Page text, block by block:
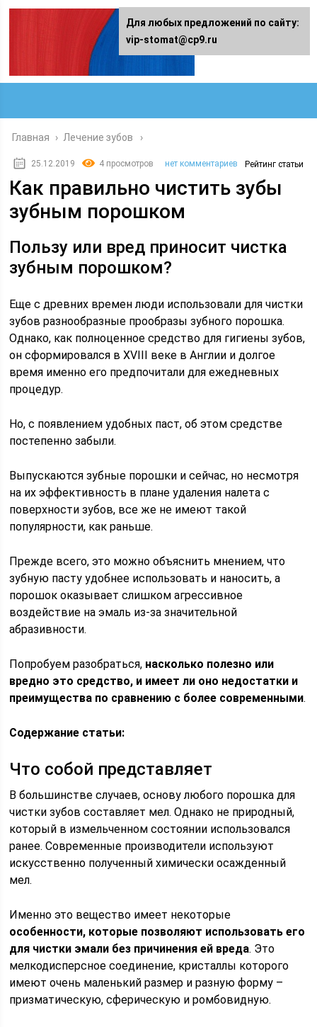
Главная › Лечение зубов
25.12.2019 4 просмотров нет комментариев Рейтинг статьи
Как правильно чистить зубы
зубным порошком
Пользу или вред приносит чистка
зубным порошком?
Еще с древних времен люди использовали для чистки
зубов разнообразные прообразы зубного порошка.
Однако, как полноценное средство для гигиены зубов,
он сформировался в XVIII веке в Англии и долгое
время именно его предпочитали для ежедневных
процедур.
Но, с появлением удобных паст, об этом средстве
постепенно забыли.
Выпускаются зубные порошки и сейчас, но несмотря
на их эффективность в плане удаления налета с
поверхности зубов, все же не имеют такой
популярности, как раньше.
Прежде всего, это можно объяснить мнением, что
зубную пасту удобнее использовать и наносить, а
порошок оказывает слишком агрессивное
воздействие на эмаль из-за значительной
абразивности.
Попробуем разобраться, насколько полезно или
вредно это средство, и имеет ли оно недостатки и
преимущества по сравнению с более современными.
Содержание статьи:
Что собой представляет
В большинстве случаев, основу любого порошка для
чистки зубов составляет мел. Однако не природный,
который в измельченном состоянии использовался
ранее. Современные производители используют
искусственно полученный химически осажденный
мел.
Именно это вещество имеет некоторые
особенности, которые позволяют использовать его
для чистки эмали без причинения ей вреда. Это
мелкодисперсное соединение, кристаллы которого
имеют очень маленький размер и разную форму –
призматическую, сферическую и ромбовидную.
Для любых предложений по сайту:
vip-stomat@cp9.ru